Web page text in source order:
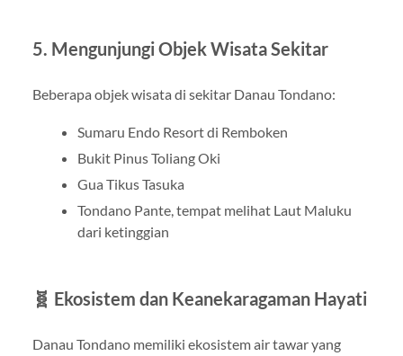
5. Mengunjungi Objek Wisata Sekitar
Beberapa objek wisata di sekitar Danau Tondano:
Sumaru Endo Resort di Remboken
Bukit Pinus Toliang Oki
Gua Tikus Tasuka
Tondano Pante, tempat melihat Laut Maluku
dari ketinggian
🧬 Ekosistem dan Keanekaragaman Hayati
Danau Tondano memiliki ekosistem air tawar yang